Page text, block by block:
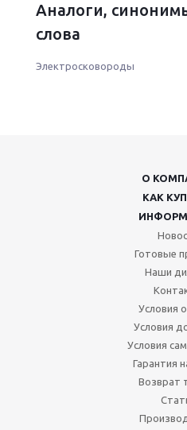
Аналоги,
слова
Электросковороды
О
КАК
Готовые
Наши
Условия
Условия
Условия
Гарантия
Возврат